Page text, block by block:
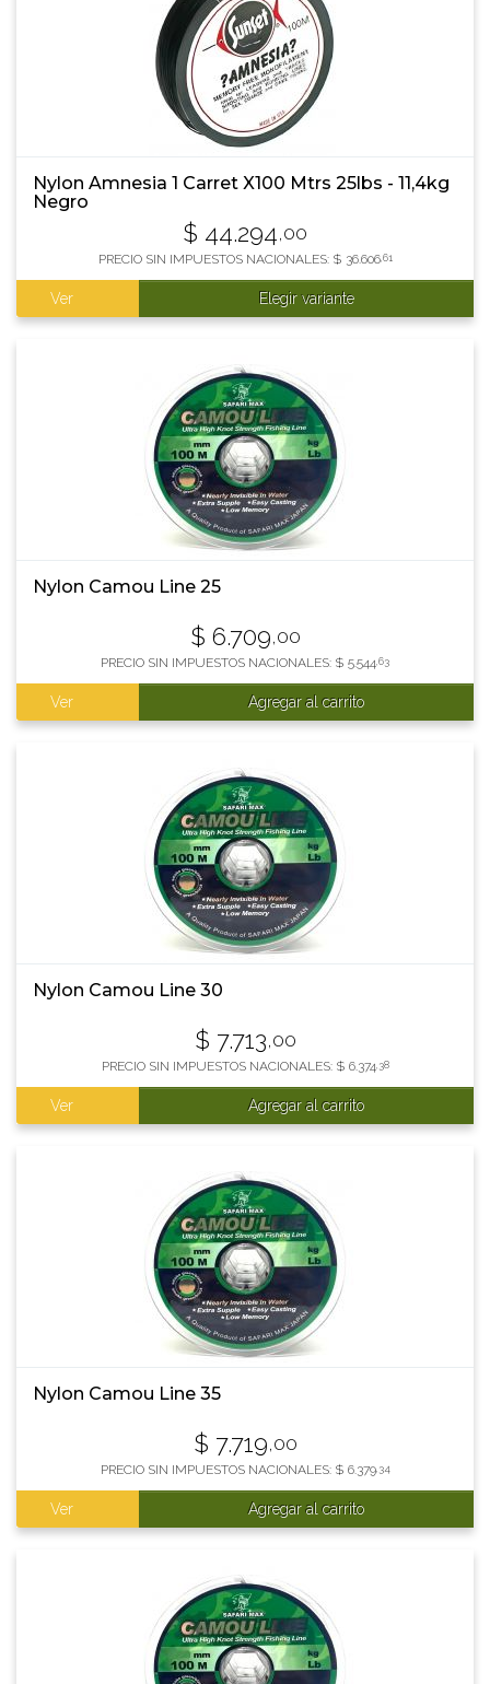
Nylon Amnesia 1 Carret X100 Mtrs 25lbs - 11,4kg
Negro
$ 44.294,00
PRECIO SIN IMPUESTOS NACIONALES: $ 36.606,61
Ver Elegir variante
Nylon Camou Line 25
$ 6.709,00
PRECIO SIN IMPUESTOS NACIONALES: $ 5.544,63
Ver Agregar al carrito
Nylon Camou Line 30
$ 7.713,00
PRECIO SIN IMPUESTOS NACIONALES: $ 6.374 ,38
Ver Agregar al carrito
Nylon Camou Line 35
$ 7.719,00
PRECIO SIN IMPUESTOS NACIONALES: $ 6.379,34
Ver Agregar al carrito